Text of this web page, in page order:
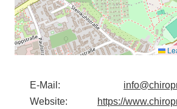
E-Mail:
Website:
https://